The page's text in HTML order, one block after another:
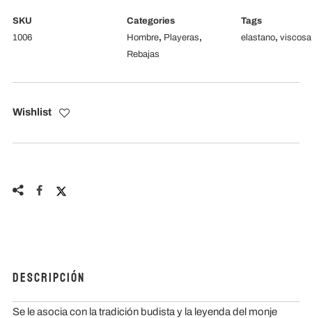
SKU
1006
Categories
Hombre, Playeras,
Rebajas
Tags
elastano, viscosa
Wishlist
Descripción
Se le asocia con la tradición budista y la leyenda del monje